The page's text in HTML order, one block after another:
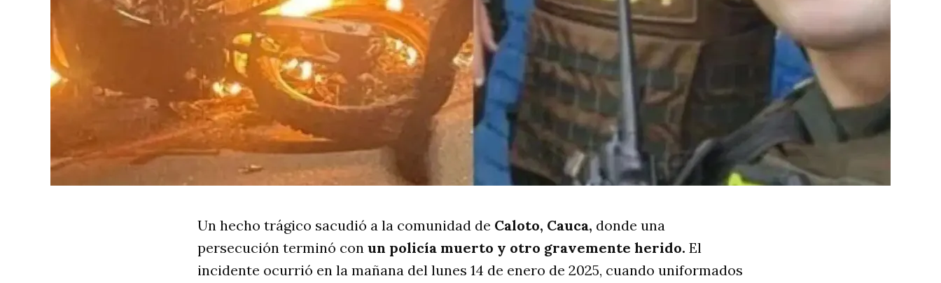
Un hecho trágico sacudió a la comunidad de Caloto, Cauca, donde una
persecución terminó con un policía muerto y otro gravemente herido. El
incidente ocurrió en la mañana del lunes 14 de enero de 2025, cuando uniformados